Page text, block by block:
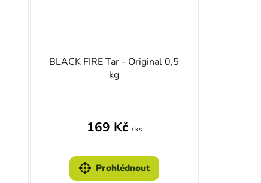
BLACK FIRE Tar - Original 0,5
kg
169 Kč / ks
Prohlédnout